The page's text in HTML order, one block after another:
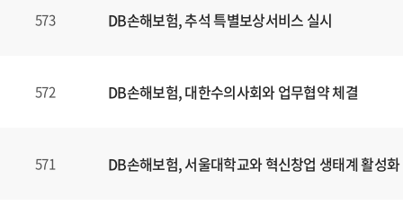
573 DB손해보험, 추석 특별보상서비스 실시
572 DB손해보험, 대한수의사회와 업무협약 체결
571 DB손해보험, 서울대학교와 혁신창업 생태계 활성